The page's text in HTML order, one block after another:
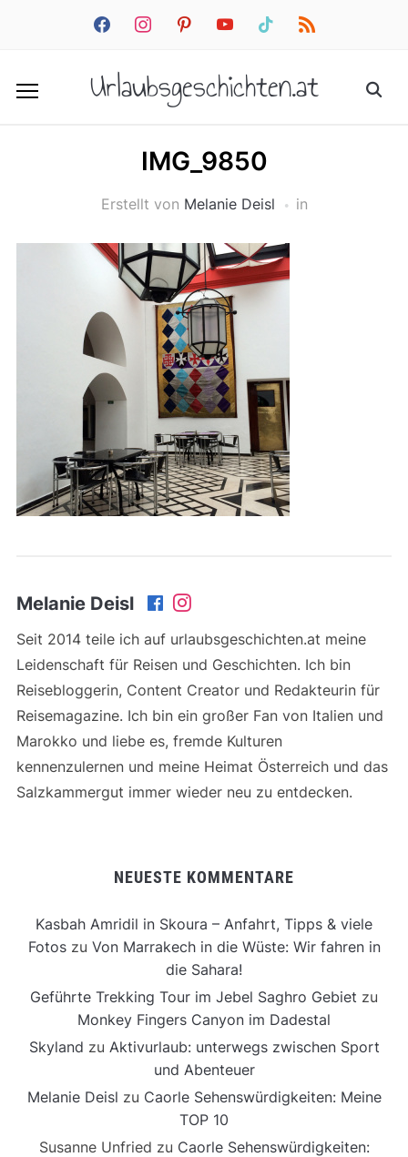
facebookinstagrampinterestyoutube tiktok rss
Urlaubsgeschichten.at
IMG_9850
Erstellt von Melanie Deisl in
Melanie Deisl
Seit 2014 teile ich auf urlaubsgeschichten.at meine
Leidenschaft für Reisen und Geschichten. Ich bin
Reisebloggerin, Content Creator und Redakteurin für
Reisemagazine. Ich bin ein großer Fan von Italien und
Marokko und liebe es, fremde Kulturen
kennenzulernen und meine Heimat Österreich und das
Salzkammergut immer wieder neu zu entdecken.
NEUESTE KOMMENTARE
Kasbah Amridil in Skoura – Anfahrt, Tipps & viele
Fotoszu Von Marrakech in die Wüste: Wir fahren in
die Sahara!
Geführte Trekking Tour im Jebel Saghro Gebiet zu
Monkey Fingers Canyon im Dadestal
Skyland zu Aktivurlaub: unterwegs zwischen Sport
und Abenteuer
Melanie Deisl zu Caorle Sehenswürdigkeiten: Meine
TOP 10
Susanne Unfried zu Caorle Sehenswürdigkeiten: